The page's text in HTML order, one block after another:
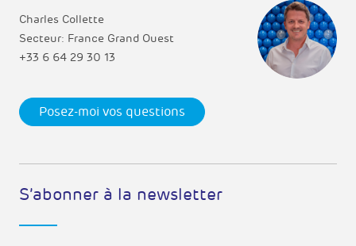
Charles Collette
Secteur: France Grand Ouest
+33 6 64 29 30 13
Posez-moi vos questions
S’abonner à la newsletter